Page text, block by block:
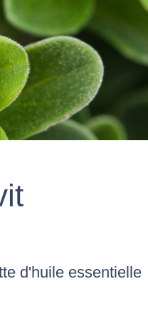
d'huile essentielle